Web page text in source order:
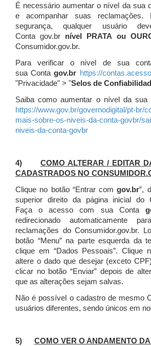
É necessário aumentar o nível da sua
e acompanhar suas reclamações.
segurança, qualquer usuário
Conta gov.br nível PRATA ou
Consumidor.gov.br.
Para verificar o nível de sua
sua Contagov.br https://
"Privacidade" > "Selos de
Saiba como aumentar o nível da sua
https://www.gov.br/governodigital/pt-br/
mais-sobre-os-niveis-da-conta-govbr/
niveis-da-conta-govbr
4) COMO ALTERAR / EDITAR
CADASTRADOS NO
Clique no botão “Entrar comgov.br”,
superior direito da página inicial do
Faça o acesso com sua Conta
redirecionado automaticamente
reclamações do Consumidor.gov.br.
botão “Menu” na parte esquerda da
clique em “Dados Pessoais”. Clique
altere o dado que desejar (exceto
clicar no botão “Enviar” depois de
que as alterações sejam salvas.
Não é possível o cadastro de mesmo
usuários diferentes, sendo únicos em
5) COMO VER O ANDAMENTO